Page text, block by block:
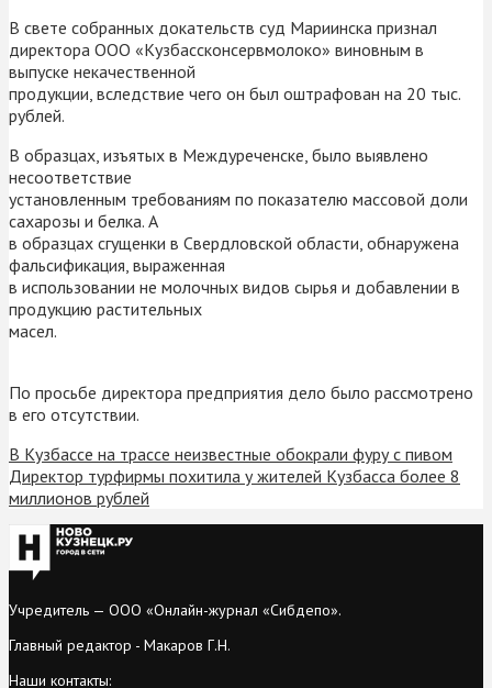
В свете собранных докательств суд Мариинска признал
директора ООО «Кузбассконсервмолоко» виновным в
выпуске некачественной
продукции, вследствие чего он был оштрафован на 20 тыс.
рублей.
В образцах, изъятых в Междуреченске, было выявлено
несоответствие
установленным требованиям по показателю массовой доли
сахарозы и белка. А
в образцах сгущенки в Свердловской области, обнаружена
фальсификация, выраженная
в использовании не молочных видов сырья и добавлении в
продукцию растительных
масел.
По просьбе директора предприятия дело было рассмотрено
в его отсутствии.
В Кузбассе на трассе неизвестные обокрали фуру с пивом
Директор турфирмы похитила у жителей Кузбасса более 8
миллионов рублей
Учредитель — ООО «Онлайн-журнал «Сибдепо».
Главный редактор - Макаров Г.Н.
Наши контакты: